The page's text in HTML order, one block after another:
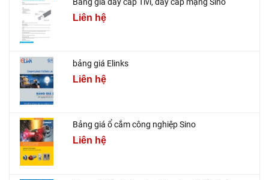
Liên hệ
bảng giá Elinks
Liên hệ
Bảng giá ổ cắm công nghiệp Sino
Liên hệ